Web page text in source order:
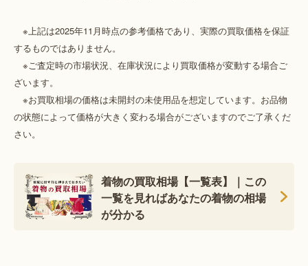
※上記は2025年11月時点の参考価格であり、実際の買取価格を保証
するものではありません。
※ご査定時の市場状況、在庫状況により買取価格が変動する場合ご
ざいます。
※お買取相場の価格は未開封の未使用品を想定しています。お品物
の状態によって価格が大きく変わる場合がございますのでご了承くだ
さい。
着物の買取相場【一覧表】｜この
一覧を見ればあなたの着物の相場
が分かる